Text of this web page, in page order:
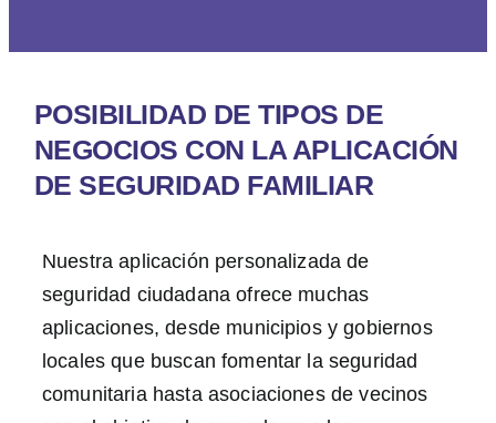
POSIBILIDAD DE TIPOS DE
NEGOCIOS CON LA APLICACIÓN
DE SEGURIDAD FAMILIAR
Nuestra aplicación personalizada de
seguridad ciudadana ofrece muchas
aplicaciones, desde municipios y gobiernos
locales que buscan fomentar la seguridad
comunitaria hasta asociaciones de vecinos